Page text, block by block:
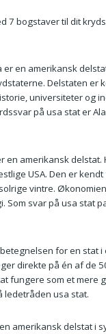
7 bogstaver til dit
er en amerikansk
Delstaten er
universiteter og
på usa stat er
en amerikansk
USA. Den er
vintre.
Som svar på usa stat
for en stat
direkte på én af de
fungere som et mere
ledetråden usa stat.
amerikansk delstat i